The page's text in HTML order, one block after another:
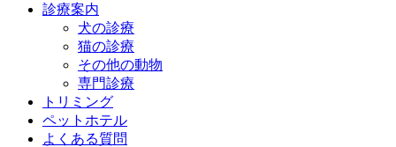
診療案内
犬の診療
猫の診療
その他の動物
専門診療
トリミング
ペットホテル
よくある質問